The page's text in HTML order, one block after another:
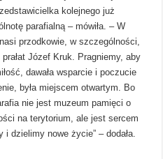
kolejnego już
parafialną – mówiła. – W
przodkowie, w szczególności,
Józef Kruk. Pragniemy, aby
dawała wsparcie i poczucie
była miejscem otwartym. Bo
nie jest muzeum pamięci o
na terytorium, ale jest sercem
dzielimy nowe życie” – dodała.